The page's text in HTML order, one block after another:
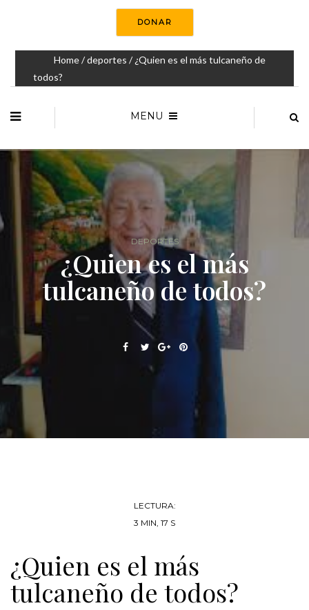
DONAR
Home/deportes / ¿Quien es el más tulcaneño de
todos?
MENU
DEPORTES
¿Quien es el más
tulcaneño de todos?
LECTURA:
3 MIN, 17 S
¿Quien es el más
tulcaneño de todos?